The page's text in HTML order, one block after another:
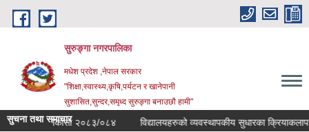
Skip to main content
सुरुङ्‍गा नगरपालिका
मधेश प्रदेश ,नेपाल सरकार
"शिक्षा,स्वास्थ्य,कृषि,पर्यटन र खानेपानी
सुशासित,सुन्दर,समृध्द सुरुङ्गा बनाउछौ हामी"
सुचना तथा समाचार
अनुगमन निकासा २०८३/०८४ विद्यालयहरुको व्यवस्थापकीय सुधारका